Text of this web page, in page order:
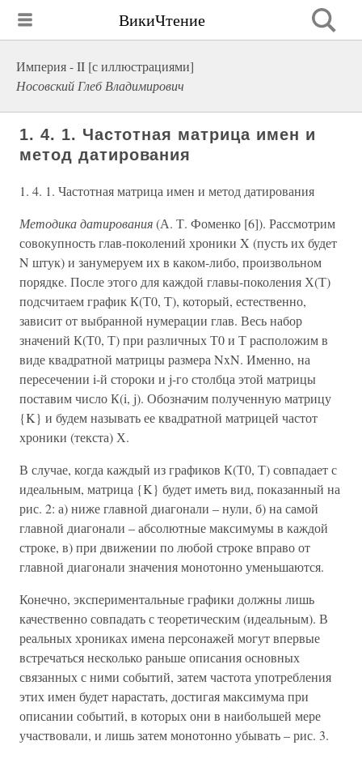
ВикиЧтение
Империя - II [с иллюстрациями]
Носовский Глеб Владимирович
1. 4. 1. Частотная матрица имен и
метод датирования
1. 4. 1. Частотная матрица имен и метод датирования
Методика датирования(А. Т. Фоменко [6]). Рассмотрим
совокупность глав-поколений хроники X (пусть их будет
N штук) и занумеруем их в каком-либо, произвольном
порядке. После этого для каждой главы-поколения Х(Т)
подсчитаем график К(Т0, Т), который, естественно,
зависит от выбранной нумерации глав. Весь набор
значений К(Т0, Т) при различных Т0 и Т расположим в
виде квадратной матрицы размера NxN. Именно, на
пересечении i-й стороки и j-го столбца этой матрицы
поставим число К(i, j). Обозначим полученную матрицу
{K} и будем называть ее квадратной матрицей частот
хроники (текста) Х.
В случае, когда каждый из графиков К(Т0, Т) совпадает с
идеальным, матрица {K} будет иметь вид, показанный на
рис. 2: а) ниже главной диагонали – нули, б) на самой
главной диагонали – абсолютные максимумы в каждой
строке, в) при движении по любой строке вправо от
главной диагонали значения монотонно уменьшаются.
Конечно, экспериментальные графики должны лишь
качественно совпадать с теоретическим (идеальным). В
реальных хрониках имена персонажей могут впервые
встречаться несколько раньше описания основных
связанных с ними событий, затем частота употребления
этих имен будет нарастать, достигая максимума при
описании событий, в которых они в наибольшей мере
участвовали, и лишь затем монотонно убывать – рис. 3.